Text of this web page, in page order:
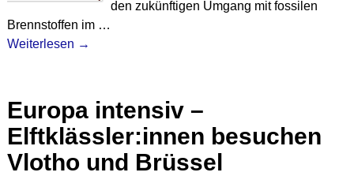
den zukünftigen Umgang mit fossilen
Brennstoffen im …
Weiterlesen →
Europa intensiv –
Elftklässler:innen besuchen
Vlotho und Brüssel